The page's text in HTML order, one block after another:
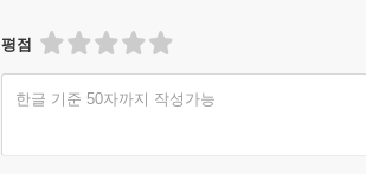
평점
한글 기준 50자까지 작성가능